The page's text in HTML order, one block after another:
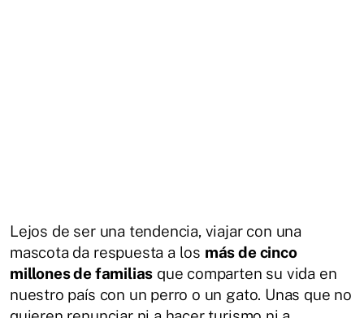
Lejos de ser una tendencia, viajar con una
mascota da respuesta a los más de cinco
millones de familias que comparten su vida en
nuestro país con un perro o un gato. Unas que no